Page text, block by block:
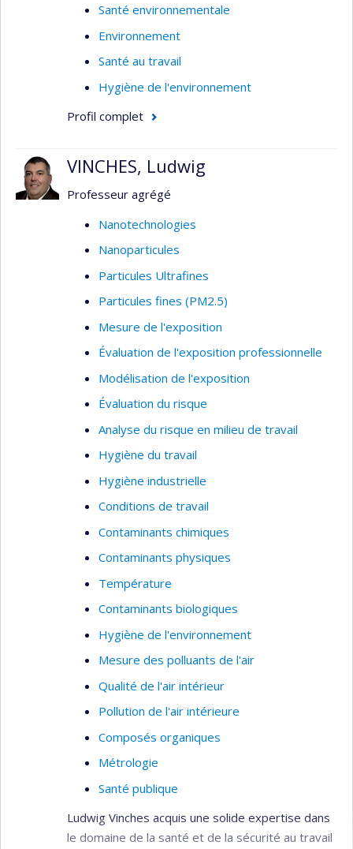
Santé environnementale
Environnement
Santé au travail
Hygiène de l'environnement
Profil complet
VINCHES, Ludwig
Professeur agrégé
Nanotechnologies
Nanoparticules
Particules Ultrafines
Particules fines (PM2.5)
Mesure de l'exposition
Évaluation de l'exposition professionnelle
Modélisation de l'exposition
Évaluation du risque
Analyse du risque en milieu de travail
Hygiène du travail
Hygiène industrielle
Conditions de travail
Contaminants chimiques
Contaminants physiques
Température
Contaminants biologiques
Hygiène de l'environnement
Mesure des polluants de l'air
Qualité de l'air intérieur
Pollution de l'air intérieure
Composés organiques
Métrologie
Santé publique
Ludwig Vinches acquis une solide expertise dans
le domaine de la santé et de la sécurité au travail